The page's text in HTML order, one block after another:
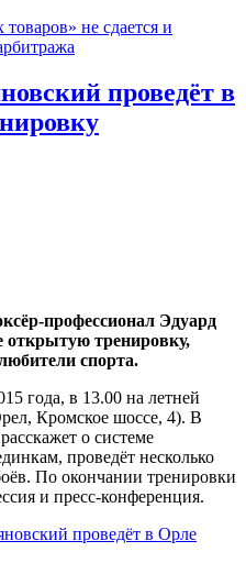
не сдается и
проведёт в
профессионал Эдуард
открытую тренировку,
спорта.
года, в 13.00 на летней
Кромское шоссе, 4). В
о системе
проведёт несколько
По окончании тренировки
и пресс-конференция.
проведёт в Орле